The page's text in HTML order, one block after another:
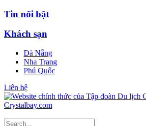
Tin nổi bật
Khách sạn
Đà Nẵng
Nha Trang
Phú Quốc
Liên hệ